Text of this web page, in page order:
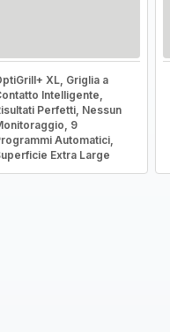
XL, Griglia a
Intelligente,
Perfetti, Nessun
9
Automatici,
Extra Large